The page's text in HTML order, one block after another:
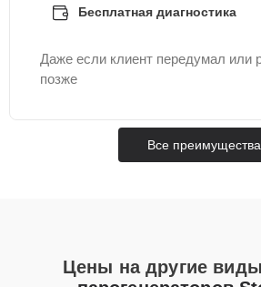
Бесплатная диагностика
Даже если клиент передумал или
позже
Все преимущества
Цены на другие